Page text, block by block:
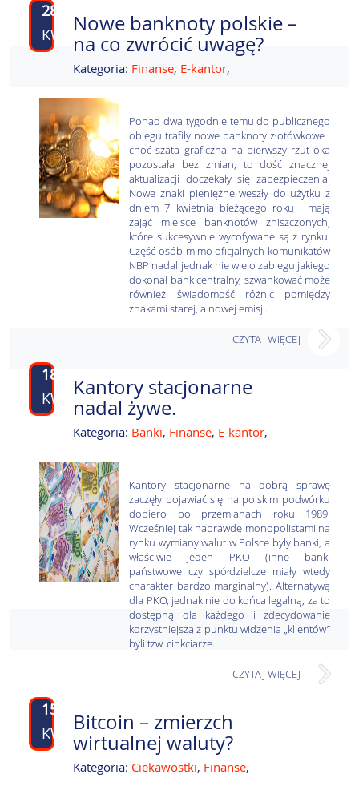
28
KWI
Nowe banknoty polskie –
na co zwrócić uwagę?
Kategoria: Finanse, E-kantor,
Ponad dwa tygodnie temu do publicznego
obiegu trafiły nowe banknoty złotówkowe i
choć szata graficzna na pierwszy rzut oka
pozostała bez zmian, to dość znacznej
aktualizacji doczekały się zabezpieczenia.
Nowe znaki pieniężne weszły do użytku z
dniem 7 kwietnia bieżącego roku i mają
zająć miejsce banknotów zniszczonych,
które sukcesywnie wycofywane są z rynku.
Część osób mimo oficjalnych komunikatów
NBP nadal jednak nie wie o zabiegu jakiego
dokonał bank centralny, szwankować może
również świadomość różnic pomiędzy
znakami starej, a nowej emisji.
CZYTAJ WIĘCEJ
18
KWI
Kantory stacjonarne
nadal żywe.
Kategoria: Banki, Finanse, E-kantor,
Kantory stacjonarne na dobrą sprawę
zaczęły pojawiać się na polskim podwórku
dopiero po przemianach roku 1989.
Wcześniej tak naprawdę monopolistami na
rynku wymiany walut w Polsce były banki, a
właściwie jeden PKO (inne banki
państwowe czy spółdzielcze miały wtedy
charakter bardzo marginalny). Alternatywą
dla PKO, jednak nie do końca legalną, za to
dostępną dla każdego i zdecydowanie
korzystniejszą z punktu widzenia „klientów”
byli tzw. cinkciarze.
CZYTAJ WIĘCEJ
15
KWI
Bitcoin – zmierzch
wirtualnej waluty?
Kategoria: Ciekawostki, Finanse,